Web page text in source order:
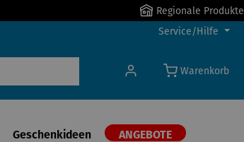
Regionale Produkte
Service/Hilfe
Warenkorb
Geschenkideen ANGEBOTE